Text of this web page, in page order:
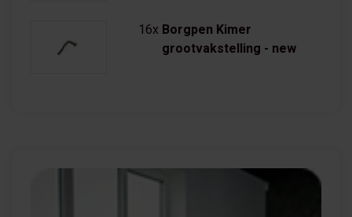
16x Borgpen Kimer
grootvakstelling - new